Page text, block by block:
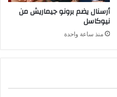
أرسنال يضم برونو جيماريش من
نيوكاسل
منذ ساعة واحدة